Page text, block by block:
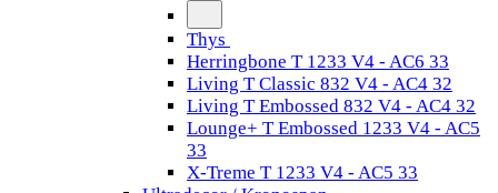
Thys
Herringbone T 1233 V4 - AC6 33
Living T Classic 832 V4 - AC4 32
Living T Embossed 832 V4 - AC4 32
Lounge+ T Embossed 1233 V4 - AC5
33
X-Treme T 1233 V4 - AC5 33